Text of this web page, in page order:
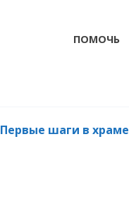
ПОМОЧЬ
Первые шаги в храме